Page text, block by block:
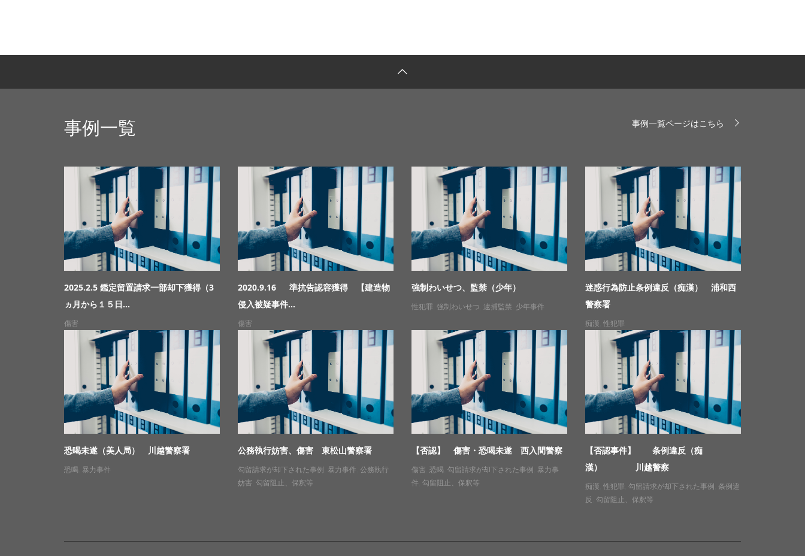
事例一覧 事例一覧ページはこちら
2025.2.5 鑑定留置請求一部却下獲得（3
ヵ月から１５日...
傷害
2020.9.16 準抗告認容獲得 【建造物
侵入被疑事件...
傷害
強制わいせつ、監禁（少年）
性犯罪 強制わいせつ 逮捕監禁 少年事件
迷惑行為防止条例違反（痴漢） 浦和西
警察署
痴漢 性犯罪
恐喝未遂（美人局） 川越警察署
恐喝 暴力事件
公務執行妨害、傷害 東松山警察署
勾留請求が却下された事例 暴力事件 公務執行
妨害 勾留阻止、保釈等
【否認】 傷害・恐喝未遂 西入間警察
傷害 恐喝 勾留請求が却下された事例
暴力事
件 勾留阻止、保釈等
【否認事件】 条例違反（痴
漢） 川越警察
痴漢 性犯罪 勾留請求が却下された事例
条例違
反 勾留阻止、保釈等